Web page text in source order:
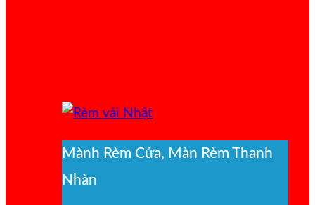
Mành Rèm Cửa, Màn Rèm Thanh
Nhàn